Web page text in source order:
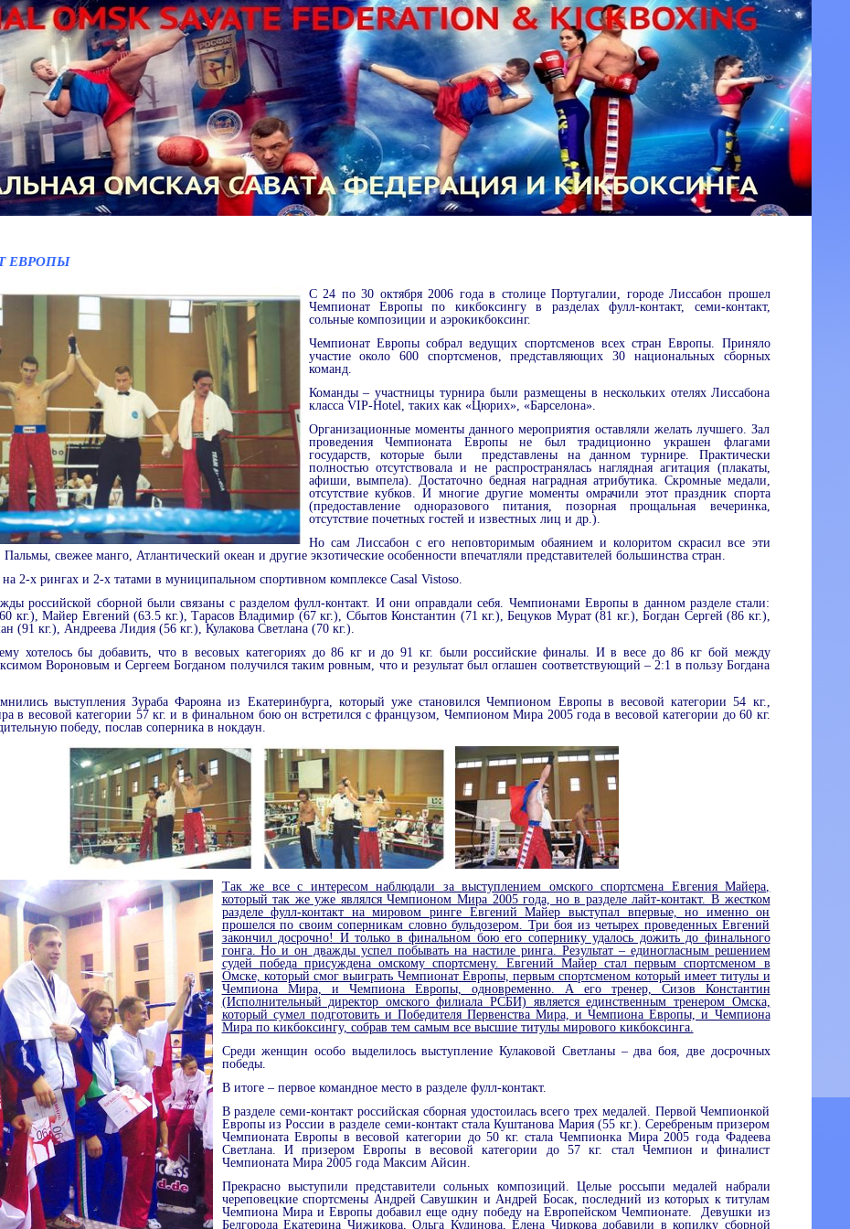
ЕВРОПЫ
С 24 по 30 октября 2006 года в столице Португалии, городе Лиссабон прошел
Чемпионат Европы по кикбоксингу в разделах фулл-контакт, семи-контакт,
сольные композиции и аэрокикбоксинг.
Чемпионат Европы собрал ведущих спортсменов всех стран Европы. Приняло
участие около 600 спортсменов, представляющих 30 национальных сборных
команд.
Команды – участницы турнира были размещены в нескольких отелях Лиссабона
класса VIP-Hotel , таких как «Цюрих», «Барселона».
Организационные моменты данного мероприятия оставляли желать лучшего. Зал
проведения Чемпионата Европы не был традиционно украшен флагами
государств, которые были
представлены на данном турнире. Практически
полностью отсутствовала и не распространялась наглядная агитация (плакаты,
афиши, вымпела). Достаточно бедная наградная атрибутика. Скромные медали,
отсутствие кубков. И многие другие моменты омрачили этот праздник спорта
(предоставление одноразового питания, позорная прощальная вечеринка,
отсутствие почетных гостей и известных лиц и др.).
Но сам Лиссабон с его неповторимым обаянием и колоритом скрасил все эти
свежее манго, Атлантический океан и другие экзотические особенности впечатляли представителей большинства стран.
2-х рингах и 2-х татами в муниципальном спортивном комплексе Casal Vistoso.
российской сборной были связаны с разделом фулл-контакт. И они оправдали себя. Чемпионами Европы в данном разделе стали:
60 кг.), Майер Евгений (63.5 кг.), Тарасов Владимир (67 кг.), Сбытов Константин (71 кг.), Бецуков Мурат (81 кг.), Богдан Сергей (86 кг.),
(91 кг.), Андреева Лидия (56 кг.), Кулакова Светлана (70 кг.).
хотелось бы добавить, что в весовых категориях до86 кги до91 кг. были российские финалы. И в весе до86 кг бой между
Вороновым и Сергеем Богданом получился таким ровным, что и результат был оглашен соответствующий – 2:1 в пользу Богдана
выступления Зураба Фарояна из Екатеринбурга, который уже становился Чемпионом Европы в весовой категории 54 кг.,
в весовой категории 57 кг. и в финальном бою он встретился с французом, Чемпионом Мира 2005 года в весовой категории до 60 кг.
победу, послав соперника в нокдаун.
Так же все с интересом наблюдали за выступлением омского спортсмена Евгения Майера,
который так же уже являлся Чемпионом Мира 2005 года, но в разделе лайт-контакт. В жестком
разделе фулл-контакт на мировом ринге Евгений Майер выступал впервые, но именно он
прошелся по своим соперникам словно бульдозером. Три боя из четырех проведенных Евгений
закончил досрочно! И только в финальном бою его сопернику удалось дожить до финального
гонга. Но и он дважды успел побывать на настиле ринга. Результат – единогласным решением
судей победа присуждена омскому спортсмену. Евгений Майер стал первым спортсменом в
Омске, который смог выиграть Чемпионат Европы, первым спортсменом который имеет титулы и
Чемпиона Мира, и Чемпиона Европы, одновременно. А его тренер, Сизов Константин
(Исполнительный директор омского филиала РСБИ) является единственным тренером Омска,
который сумел подготовить и Победителя Первенства Мира, и Чемпиона Европы, и Чемпиона
Мира по кикбоксингу, собрав тем самым все высшие титулы мирового кикбоксинга.
Среди женщин особо выделилось выступление Кулаковой Светланы – два боя, две досрочных
победы.
В итоге – первое командное место в разделе фулл-контакт.
В разделе семи-контакт российская сборная удостоилась всего трех медалей. Первой Чемпионкой
Европы из России в разделе семи-контакт стала Куштанова Мария (55 кг.). Серебреным призером
Чемпионата Европы в весовой категории до 50 кг. стала Чемпионка Мира 2005 года Фадеева
Светлана. И призером Европы в весовой категории до 57 кг. стал Чемпион и финалист
Чемпионата Мира 2005 года Максим Айсин.
Прекрасно выступили представители сольных композиций. Целые россыпи медалей набрали
череповецкие спортсмены Андрей Савушкин и Андрей Босак, последний из которых к титулам
Чемпиона Мира и Европы добавил еще одну победу на Европейском Чемпионате.
Девушки из
Белгорода Екатерина Чижикова, Ольга Кудинова, Елена Чиркова добавили в копилку сборной